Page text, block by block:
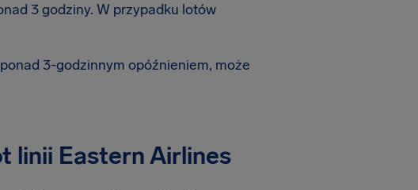
3 godziny. W przypadku lotów
3-godzinnym opóźnieniem, może
linii Eastern Airlines